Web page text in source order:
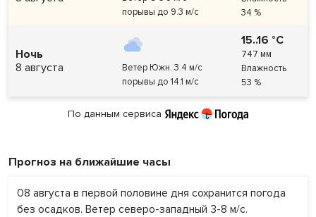
порывы до 9.3 м/с
34 %
Ночь
8 августа
Ветер Южн. 3.4 м/с
порывы до 14.1 м/с
15..16 °C
747 мм
Влажность
53 %
По данным сервиса
Прогноз на ближайшие часы
08 августа в первой половине дня сохранится погода
без осадков. Ветер северо-западный 3-8 м/с.